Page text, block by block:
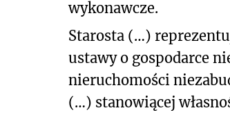
wykonawcze.
Starosta (…)
ustawy o gospodarce
nieruchomości
(…) stanowiącej